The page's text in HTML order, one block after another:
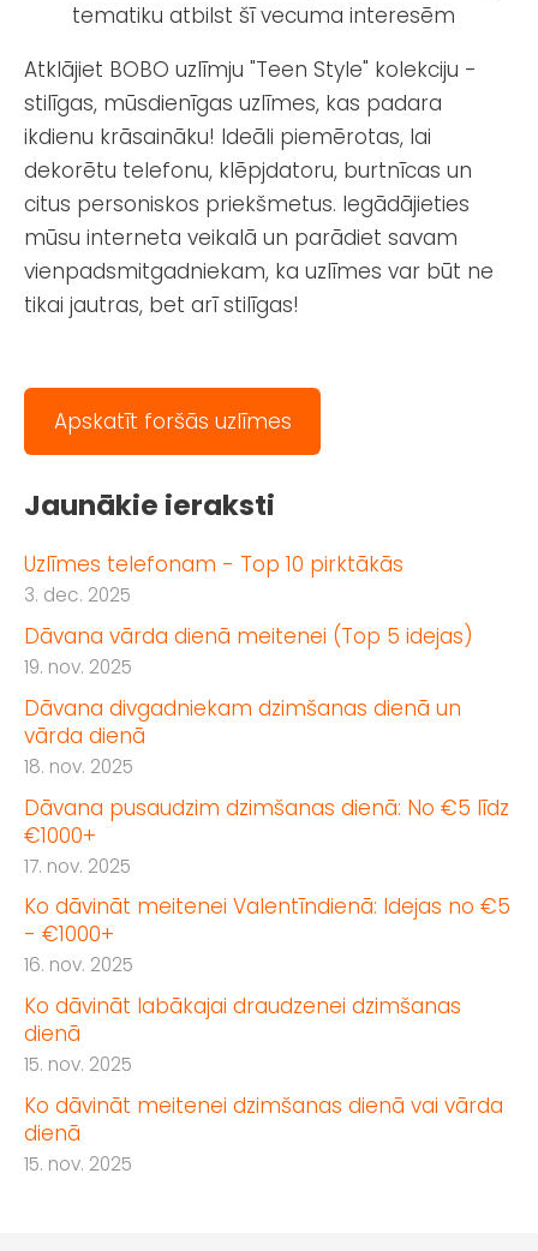
Jaunākie ieraksti
Uzlīmes telefonam - Top 10 pirktākās
3. dec. 2025
Dāvana vārda dienā meitenei (Top 5 idejas)
19. nov. 2025
Dāvana divgadniekam dzimšanas dienā un
vārda dienā
18. nov. 2025
Dāvana pusaudzim dzimšanas dienā: No €5 līdz
€1000+
17. nov. 2025
Ko dāvināt meitenei Valentīndienā: Idejas no €5
- €1000+
16. nov. 2025
Ko dāvināt labākajai draudzenei dzimšanas
dienā
15. nov. 2025
Ko dāvināt meitenei dzimšanas dienā vai vārda
dienā
15. nov. 2025
tematiku atbilst šī vecuma interesēm
Atklājiet BOBO uzlīmju "Teen Style" kolekciju -
stilīgas, mūsdienīgas uzlīmes, kas padara
ikdienu krāsaināku! Ideāli piemērotas, lai
dekorētu telefonu, klēpjdatoru, burtnīcas un
citus personiskos priekšmetus. Iegādājieties
mūsu interneta veikalā un parādiet savam
vienpadsmitgadniekam, ka uzlīmes var būt ne
tikai jautras, bet arī stilīgas!
Apskatīt foršās uzlīmes